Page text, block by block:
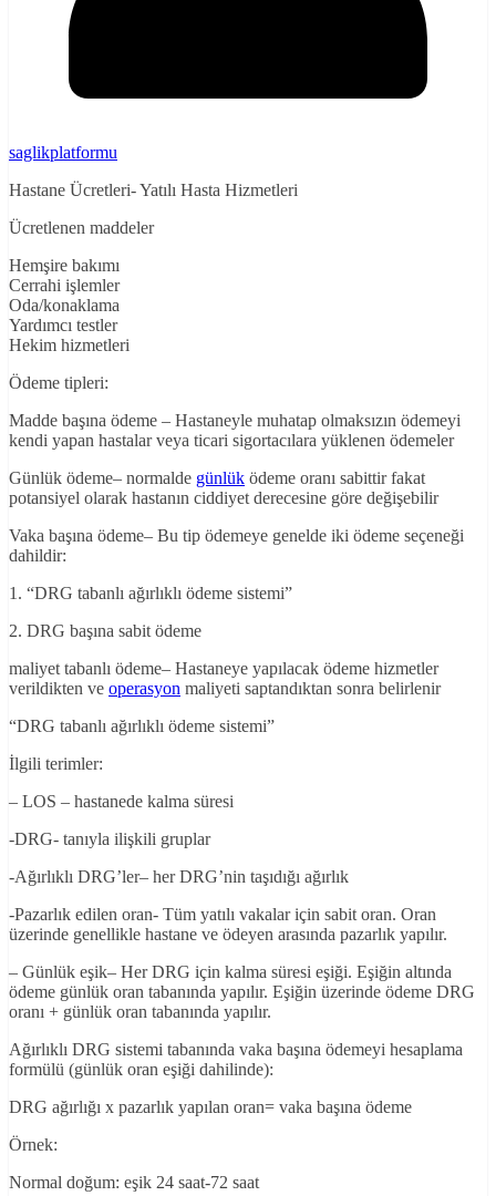
saglikplatformu
Hastane Ücretleri- Yatılı Hasta Hizmetleri
Ücretlenen maddeler
Hemşire bakımı
Cerrahi işlemler
Oda/konaklama
Yardımcı testler
Hekim hizmetleri
Ödeme tipleri:
Madde başına ödeme – Hastaneyle muhatap olmaksızın ödemeyi
kendi yapan hastalar veya ticari sigortacılara yüklenen ödemeler
Günlük ödeme– normalde günlük ödeme oranı sabittir fakat
potansiyel olarak hastanın ciddiyet derecesine göre değişebilir
Vaka başına ödeme– Bu tip ödemeye genelde iki ödeme seçeneği
dahildir:
1. “DRG tabanlı ağırlıklı ödeme sistemi”
2. DRG başına sabit ödeme
maliyet tabanlı ödeme– Hastaneye yapılacak ödeme hizmetler
verildikten ve operasyon maliyeti saptandıktan sonra belirlenir
“DRG tabanlı ağırlıklı ödeme sistemi”
İlgili terimler:
– LOS – hastanede kalma süresi
-DRG- tanıyla ilişkili gruplar
-Ağırlıklı DRG’ler– her DRG’nin taşıdığı ağırlık
-Pazarlık edilen oran- Tüm yatılı vakalar için sabit oran. Oran
üzerinde genellikle hastane ve ödeyen arasında pazarlık yapılır.
– Günlük eşik– Her DRG için kalma süresi eşiği. Eşiğin altında
ödeme günlük oran tabanında yapılır. Eşiğin üzerinde ödeme DRG
oranı + günlük oran tabanında yapılır.
Ağırlıklı DRG sistemi tabanında vaka başına ödemeyi hesaplama
formülü (günlük oran eşiği dahilinde):
DRG ağırlığı x pazarlık yapılan oran= vaka başına ödeme
Örnek:
Normal doğum: eşik 24 saat-72 saat